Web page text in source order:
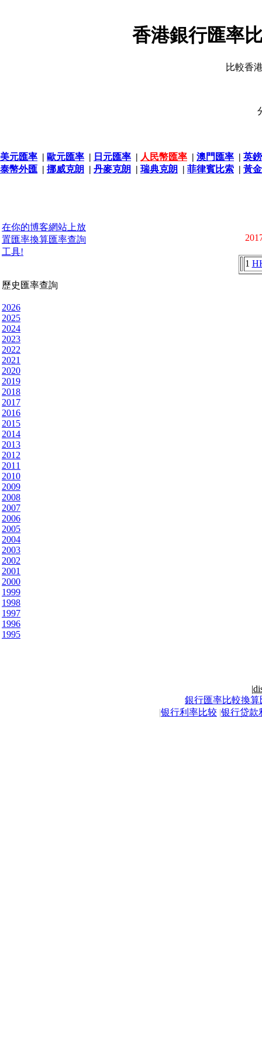
香港銀行匯率
比較香
美元匯率 | 歐元匯率 | 日元匯率 | 人民幣匯率 | 澳門匯率 | 英
泰幣外匯 | 挪威克朗 | 丹麥克朗 | 瑞典克朗 | 菲律賓比索 | 黃
在你的博客網站上放
置匯率換算匯率查詢
工具!
歷史匯率查詢
2026
2025
2024
2023
2022
2021
2020
2019
2018
2017
2016
2015
2014
2013
2012
2011
2010
2009
2008
2007
2006
2005
2004
2003
2002
2001
2000
1999
1998
1997
1996
1995
1
|
銀行匯率比較換算
|银行利率比较 |银行贷款